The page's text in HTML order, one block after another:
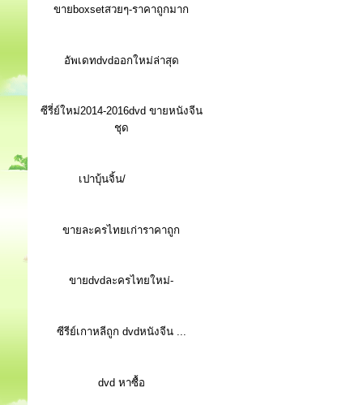
ขายboxsetสวยๆ-ราคาถูกมาก
อัพเดทdvdออกใหม่ล่าสุด
ซีรี่ย์ใหม่2014-2016dvd ขายหนังจีน
ชุด
เปาบุ้นจิ้น/
ขายละครไทยเก่าราคาถูก
ขายdvdละครไทยใหม่-
ซีรีย์เกาหลีถูก dvdหนังจีน ...
dvd หาซื้อ